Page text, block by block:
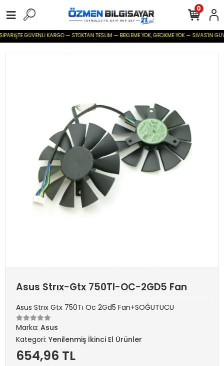
GÜVENLİ KARGO — STOKTAN TESLİM — BEKLEME YOK, GECİKME YOK — SİVAS'IN
0
Asus Strıx-Gtx 750TI-OC-2GD5 Fan
Asus Strıx Gtx 750Tı Oc 2Gd5 Fan+SOĞUTUCU
Marka: Asus
Kategori: Yenilenmiş İkinci El Ürünler
654,96 TL